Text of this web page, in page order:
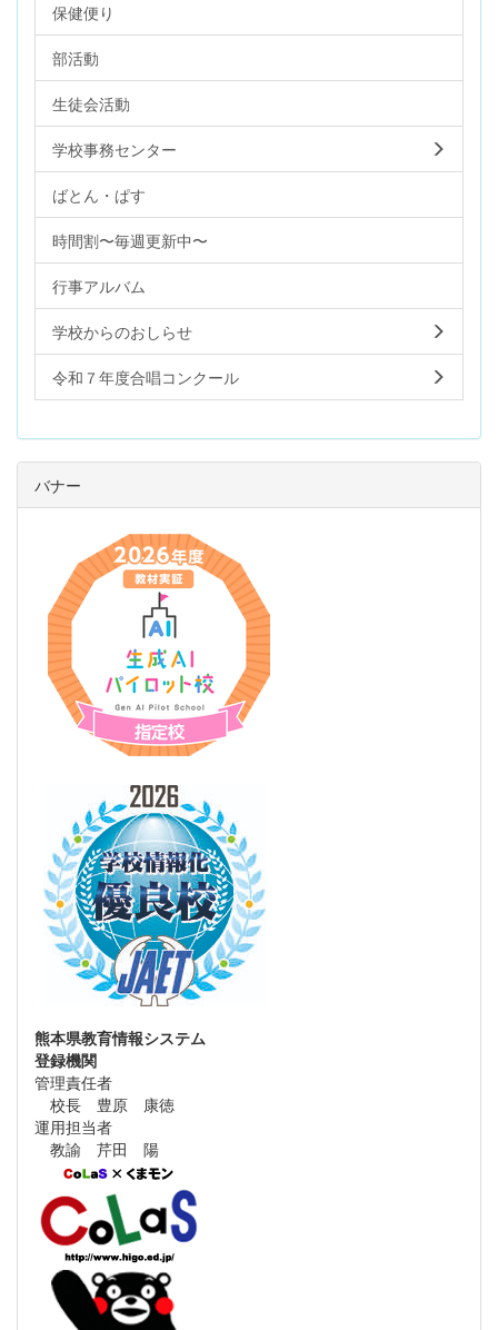
保健便り
部活動
生徒会活動
学校事務センター
ばとん・ぱす
時間割〜毎週更新中〜
行事アルバム
学校からのおしらせ
令和７年度合唱コンクール
バナー
熊本県教育情報システム
登録機関
管理責任者
校長 豊原 康徳
運用担当者
教諭 芹田 陽